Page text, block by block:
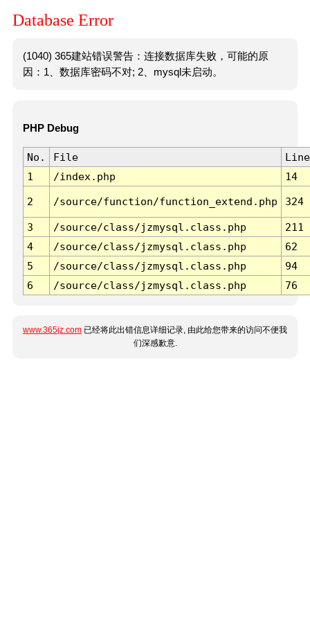
Database Error
(1040) 365建站错误警告：连接数据库失败，可能的原
因：1、数据库密码不对; 2、mysql未启动。
PHP Debug
No. File
Line
1
/index.php 14
2 /source/function/function_extend.php 324
3 /source/class/jzmysql.class.php
211
4
/source/class/jzmysql.class.php
62
5
/source/class/jzmysql.class.php
94
6
/source/class/jzmysql.class.php 76
www.365jz.com 已经将此出错信息详细记录, 由此给您带来的访问不便我
们深感歉意.